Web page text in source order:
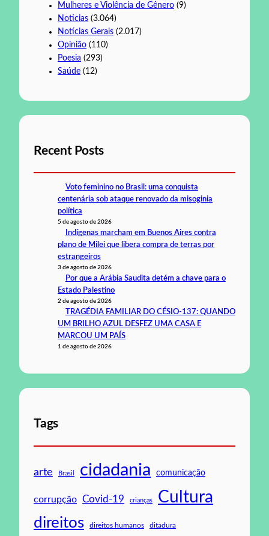
Mulheres e Violência de Gênero (9)
Noticias (3.064)
Notícias Gerais (2.017)
Opinião (110)
Poesia (293)
Saúde (12)
Recent Posts
Voto feminino no Brasil: uma conquista
centenária sob ataque renovado da misoginia
política
5 de agosto de 2026
Indígenas marcham em Buenos Aires contra
plano de Milei que libera compra de terras por
estrangeiros
3 de agosto de 2026
Por que a Arábia Saudita detém a chave para o
Estado Palestino
2 de agosto de 2026
TRAGÉDIA FAMILIAR DO CÉSIO-137: QUANDO
UM BRILHO AZUL DESFEZ UMA CASA E
MARCOU UM PAÍS
1 de agosto de 2026
Tags
arte Brasil cidadania comunicação
corrupção Covid-19 crianças Cultura
direitos direitos humanos ditadura